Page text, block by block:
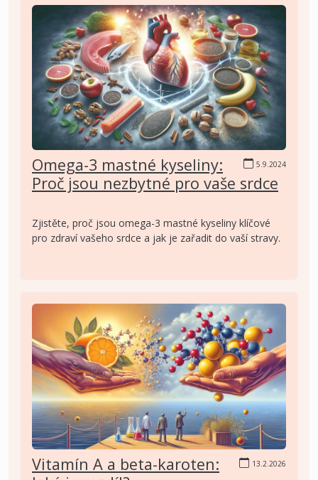
5.9.2024
Omega-3 mastné kyseliny:
Proč jsou nezbytné pro vaše srdce
Zjistěte, proč jsou omega-3 mastné kyseliny klíčové
pro zdraví vašeho srdce a jak je zařadit do vaší stravy.
13.2.2026
Vitamín A a beta-karoten: